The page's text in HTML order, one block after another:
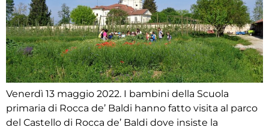
Venerdì 13 maggio 2022. I bambini della Scuola
primaria di Rocca de’ Baldi hanno fatto visita al parco
del Castello di Rocca de’ Baldi dove insiste la